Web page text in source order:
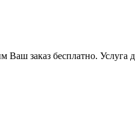
заказ бесплатно. Услуга